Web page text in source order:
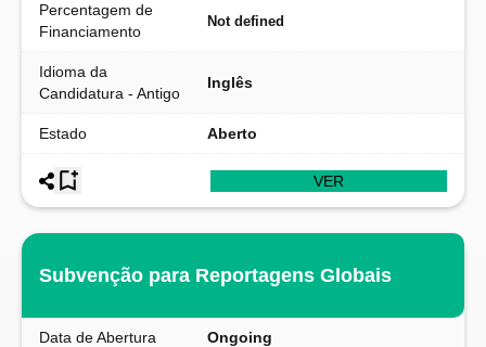
Percentagem de
Financiamento
Not defined
Idioma da
Candidatura - Antigo
Inglês
Estado Aberto
VER
Subvenção para Reportagens Globais
Data de Abertura Ongoing